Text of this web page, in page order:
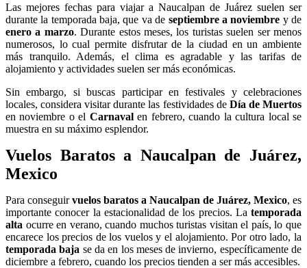
Las mejores fechas para viajar a Naucalpan de Juárez suelen ser
durante la temporada baja, que va de septiembre a noviembre y de
enero a marzo. Durante estos meses, los turistas suelen ser menos
numerosos, lo cual permite disfrutar de la ciudad en un ambiente
más tranquilo. Además, el clima es agradable y las tarifas de
alojamiento y actividades suelen ser más económicas.
Sin embargo, si buscas participar en festivales y celebraciones
locales, considera visitar durante las festividades de Día de Muertos
en noviembre o el Carnavalen febrero, cuando la cultura local se
muestra en su máximo esplendor.
Vuelos Baratos a Naucalpan de Juárez,
Mexico
Para conseguirvuelos baratos a Naucalpan de Juárez, Mexico, es
importante conocer la estacionalidad de los precios. La temporada
alta ocurre en verano, cuando muchos turistas visitan el país, lo que
encarece los precios de los vuelos y el alojamiento. Por otro lado, la
temporada baja se da en los meses de invierno, específicamente de
diciembre a febrero, cuando los precios tienden a ser más accesibles.